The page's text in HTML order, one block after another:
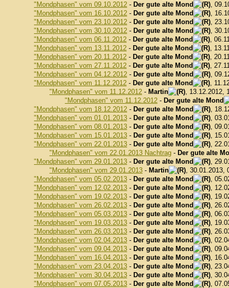
"Mondphasen" vom 09.10.2012 - Der gute alte Mond
,
"Mondphasen" vom 16.10.2012 - Der gute alte Mond
,
"Mondphasen" vom 23.10.2012 - Der gute alte Mond
,
"Mondphasen" vom 30.10.2012 - Der gute alte Mond
,
"Mondphasen" vom 06.11.2012 - Der gute alte Mond
,
"Mondphasen" vom 13.11.2012 - Der gute alte Mond
,
"Mondphasen" vom 20.11.2012 - Der gute alte Mond
,
"Mondphasen" vom 27.11.2012 - Der gute alte Mond
,
"Mondphasen" vom 04.12.2012 - Der gute alte Mond
,
"Mondphasen" vom 11.12.2012 - Der gute alte Mond
,
"Mondphasen" vom 11.12.2012 - Martin
, 13.12.2012,
"Mondphasen" vom 11.12.2012 - Der gute alte Mond
"Mondphasen" vom 18.12.2012 - Der gute alte Mond
,
"Mondphasen" vom 01.01.2013 - Der gute alte Mond
,
"Mondphasen" vom 08.01.2013 - Der gute alte Mond
,
"Mondphasen" vom 15.01.2013 - Der gute alte Mond
,
"Mondphasen" vom 22.01.2013 - Der gute alte Mond
,
"Mondphasen" vom 22.01.2013 Nachtrag - Der gute alte
"Mondphasen" vom 29.01.2013 - Der gute alte Mond
,
"Mondphasen" vom 29.01.2013 - Martin
, 30.01.2013,
"Mondphasen" vom 05.02.2013 - Der gute alte Mond
,
"Mondphasen" vom 12.02.2013 - Der gute alte Mond
,
"Mondphasen" vom 19.02.2013 - Der gute alte Mond
,
"Mondphasen" vom 26.02.2013 - Der gute alte Mond
,
"Mondphasen" vom 05.03.2013 - Der gute alte Mond
,
"Mondphasen" vom 19.03.2013 - Der gute alte Mond
,
"Mondphasen" vom 26.03.2013 - Der gute alte Mond
,
"Mondphasen" vom 02.04.2013 - Der gute alte Mond
,
"Mondphasen" vom 09.04.2013 - Der gute alte Mond
,
"Mondphasen" vom 16.04.2013 - Der gute alte Mond
,
"Mondphasen" vom 23.04.2013 - Der gute alte Mond
,
"Mondphasen" vom 30.04.2013 - Der gute alte Mond
,
"Mondphasen" vom 07.05.2013 - Der gute alte Mond
,